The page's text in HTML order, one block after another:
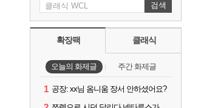
검색
확장팩 클래식
오늘의 화제글 주간 화제글
1 공장: xx님 옴니움 장서 안하셨어요?